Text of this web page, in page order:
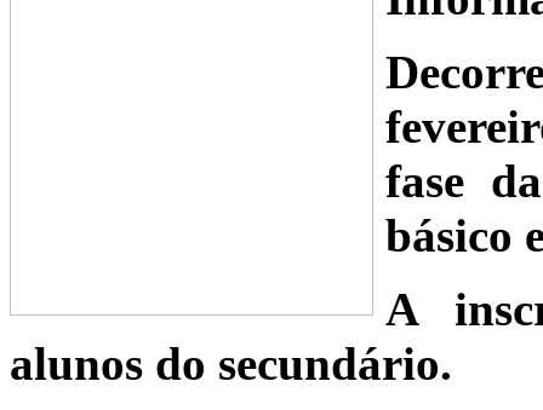
fase
básico
A
alunos do secundário.